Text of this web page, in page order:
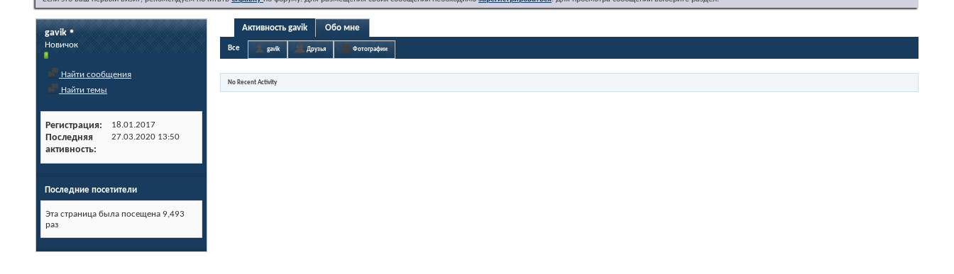
gavik
Новичок
Найти сообщения
Найти темы
Регистрация 18.01.2017
Последняя
активность
27.03.2020 13:50
Последние посетители
Эта страница была посещена 9,493
раз
Активность gavik Обо мне
Все gavik Друзья Фотографии
No Recent Activity